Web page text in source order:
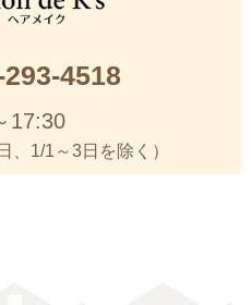
4518
17:30
、1/1～3日を除く）